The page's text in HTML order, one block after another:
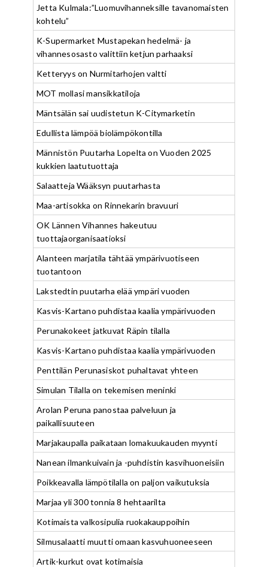
Jetta Kulmala:”Luomuvihanneksille tavanomaisten
kohtelu”
K-Supermarket Mustapekan hedelmä- ja
vihannesosasto valittiin ketjun parhaaksi
Ketteryys on Nurmitarhojen valtti
MOT mollasi mansikkatiloja
Mäntsälän sai uudistetun K-Citymarketin
Edullista lämpöä biolämpökontilla
Männistön Puutarha Lopelta on Vuoden 2025
kukkien laatutuottaja
Salaatteja Wääksyn puutarhasta
Maa-artisokka on Rinnekarin bravuuri
OK Lännen Vihannes hakeutuu
tuottajaorganisaatioksi
Alanteen marjatila tähtää ympärivuotiseen
tuotantoon
Lakstedtin puutarha elää ympäri vuoden
Kasvis-Kartano puhdistaa kaalia ympärivuoden
Perunakokeet jatkuvat Räpin tilalla
Kasvis-Kartano puhdistaa kaalia ympärivuoden
Penttilän Perunasiskot puhaltavat yhteen
Simulan Tilalla on tekemisen meninki
Arolan Peruna panostaa palveluun ja
paikallisuuteen
Marjakaupalla paikataan lomakuukauden myynti
Nanean ilmankuivain ja -puhdistin kasvihuoneisiin
Poikkeavalla lämpötilalla on paljon vaikutuksia
Marjaa yli 300 tonnia 8 hehtaarilta
Kotimaista valkosipulia ruokakauppoihin
Silmusalaatti muutti omaan kasvuhuoneeseen
Artik-kurkut ovat kotimaisia